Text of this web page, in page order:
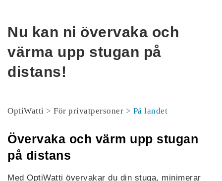
Bli vår partner!
Logga in
Nu kan ni övervaka och
värma upp stugan på
distans!
OptiWatti > För privatpersoner > På landet
Övervaka och värm upp stugan
på distans
Med OptiWatti övervakar du din stuga, minimerar